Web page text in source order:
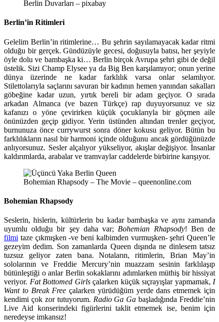
Berlin Duvarları – pixabay
Berlin’in Ritimleri
Gelelim Berlin’in ritimlerine… Bu şehrin sayılamayacak kadar ritmi
olduğu bir gerçek. Gündüzüyle gecesi, doğusuyla batısı, her şeyiyle
öyle dolu ve bambaşka ki… Berlin birçok Avrupa şehri gibi de değil
üstelik. Sizi Champ Elysee ya da Big Ben karşılamıyor; onun yerine
dünya üzerinde ne kadar farklılık varsa onlar selamlıyor.
Stilettolarıyla saçlarını savuran bir kadının hemen yanından sakalları
göbeğine kadar uzun, yırtık bereli bir adam geçiyor. O sırada
arkadan Almanca (ve bazen Türkçe) rap duyuyorsunuz ve siz
kafanızı o yöne çevirirken küçük çocuklarıyla bir göçmen aile
önünüzden geçip gidiyor. Yerin üstünden altından trenler geçiyor,
burnunuza önce currywurst sonra döner kokusu geliyor. Bütün bu
farklılıkların nasıl bir harmoni içinde olduğunu ancak gördüğünüzde
anlıyorsunuz. Sesler alçalıyor yükseliyor, akışlar değişiyor. İnsanlar
kaldırımlarda, arabalar ve tramvaylar caddelerde birbirine karışıyor.
Bohemian Rhapsody – The Movie – queenonline.com
Bohemian Rhapsody
Seslerin, hislerin, kültürlerin bu kadar bambaşka ve aynı zamanda
uyumlu olduğu bir şey daha var; Bohemian Rhapsody! Ben de
filmi taze çıkmışken -ve beni kalbimden vurmuşken- şehri Queen’le
gezeyim dedim. Son zamanlarda Queen dışında ne dinlesem tatsız
tuzsuz geliyor zaten bana. Notaların, ritimlerin, Brian May’in
sololarının ve Freddie Mercury’nin muazzam sesinin farklılaşıp
bütünleştiği o anlar Berlin sokaklarını adımlarken müthiş bir hissiyat
veriyor. Fat Bottomed Girlsçalarken küçük sıçrayışlar yapmamak, I
Want to Break Free çalarken yürüdüğüm yerde dans etmemek için
kendimi çok zor tutuyorum. Radio Ga Ga başladığında Freddie’nin
Live Aid konserindeki figürlerini taklit etmemek ise, benim için
neredeyse imkansız!